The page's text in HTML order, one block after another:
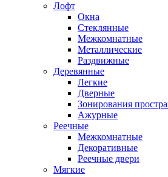
Лофт
Окна
Стеклянные
Межкомнатные
Металлические
Раздвижные
Деревянные
Легкие
Дверные
Зонирования
Ажурные
Реечные
Межкомнатные
Декоративные
Реечные двери
Мягкие